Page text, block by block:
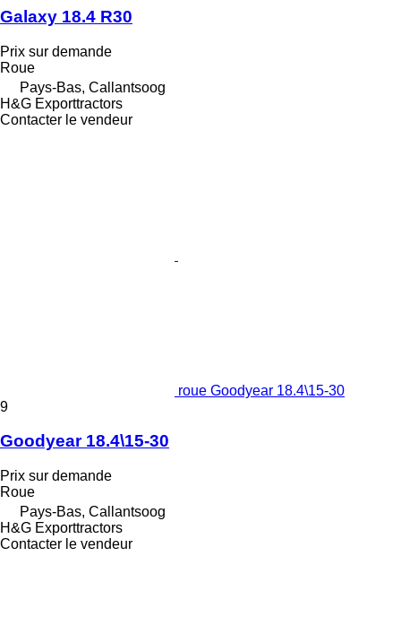
Galaxy 18.4 R30
Prix sur demande
Roue
Pays-Bas, Callantsoog
H&G Exporttractors
Contacter le vendeur
roue Goodyear 18.4\15-30
9
Goodyear 18.4\15-30
Prix sur demande
Roue
Pays-Bas, Callantsoog
H&G Exporttractors
Contacter le vendeur